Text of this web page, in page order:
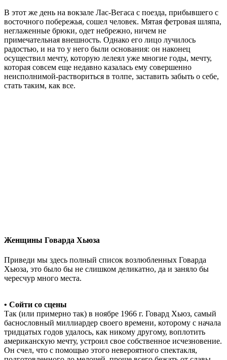
В этот же день на вокзале Лас-Вегаса с поезда, прибывшего с
восточного побережья, сошел человек. Мятая фетровая шляпа,
неглаженные брюки, одет небрежно, ничем не
примечательная внешность. Однако его лицо лучилось
радостью, и на то у него были основания: он наконец
осуществил мечту, которую лелеял уже многие годы, мечту,
которая совсем еще недавно казалась ему совершенно
неисполнимой-раствориться в толпе, заставить забыть о себе,
стать таким, как все.
Женщины Говарда Хьюза
Приведи мы здесь полный список возлюбленных Говарда
Хьюза, это было бы не слишком деликатно, да и заняло бы
чересчур много места.
• Сойти со сцены
Так (или примерно так) в ноябре 1966 г. Говард Хьюз, самый
баснословный миллиардер своего времени, которому с начала
тридцатых годов удалось, как никому другому, воплотить
американскую мечту, устроил свое собственное исчезновение.
Он счел, что с помощью этого невероятного спектакля,